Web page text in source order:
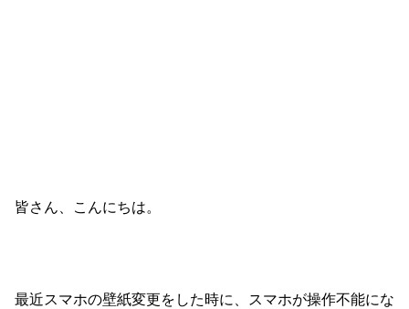
皆さん、こんにちは。
最近スマホの壁紙変更をした時に、スマホが操作不能にな